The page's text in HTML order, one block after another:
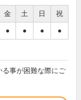
金 土 日 祝
● ● ● ●
事が困難な際にご